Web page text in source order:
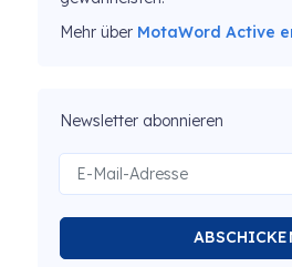
Mehr über MotaWord Active
Newsletter abonnieren